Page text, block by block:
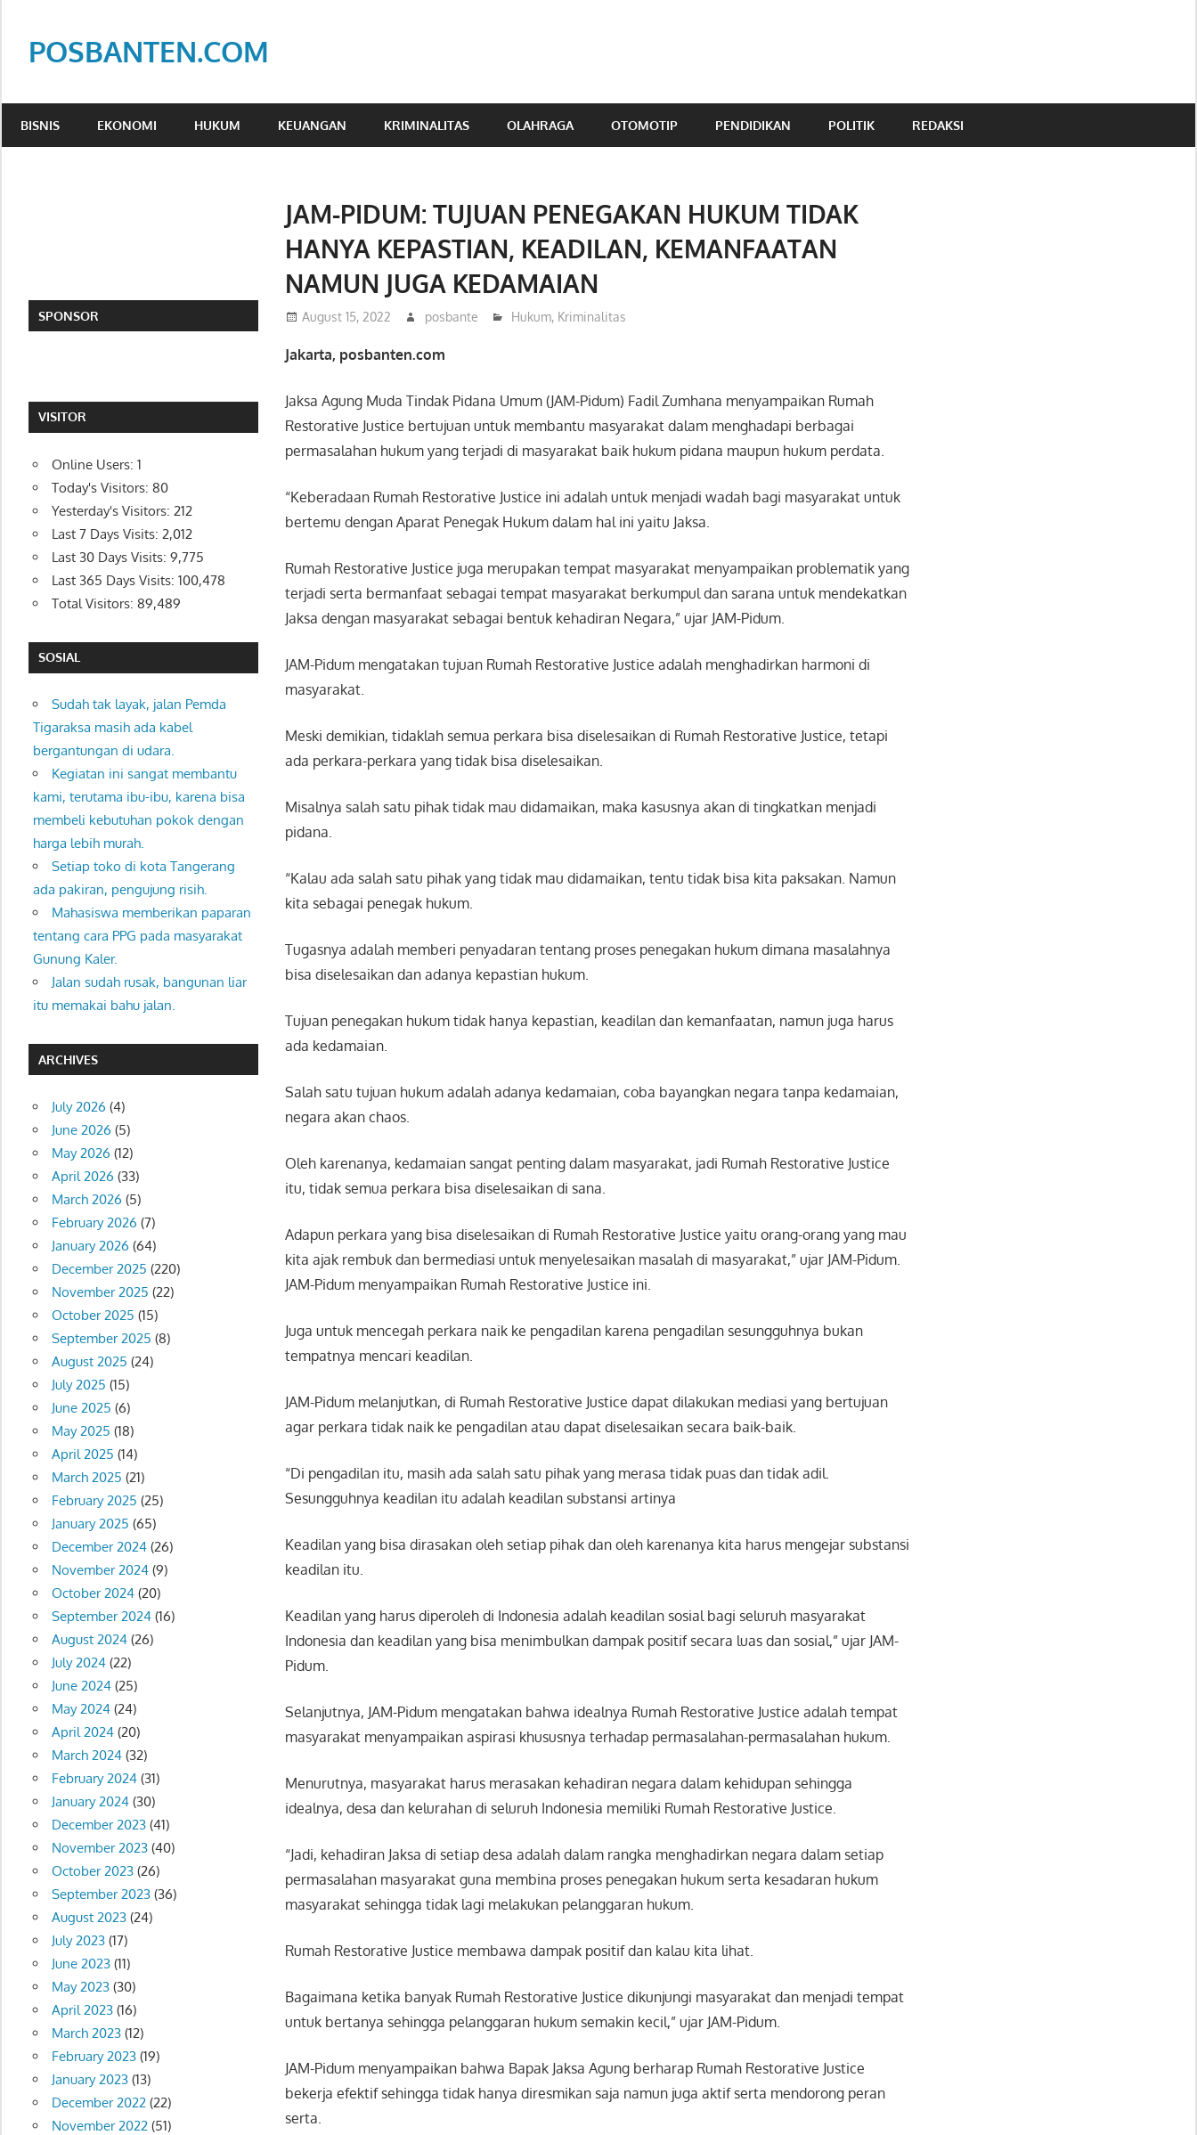
contentPOSBANTEN.COM
Menyampaikan
BISNIS EKONOMI HUKUM KEUANGAN KRIMINALITAS OLAHRAGA OTOMOTIP PENDIDIKAN POLITIK REDAKSI
JAM-PIDUM: TUJUAN PENEGAKAN HUKUM TIDAK
HANYA KEPASTIAN, KEADILAN, KEMANFAATAN
NAMUN JUGA KEDAMAIAN
August 15, 2022 posbante Hukum, Kriminalitas
Jakarta, posbanten.com
Jaksa Agung Muda Tindak Pidana Umum (JAM-Pidum) Fadil Zumhana menyampaikan Rumah
Restorative Justice bertujuan untuk membantu masyarakat dalam menghadapi berbagai
permasalahan hukum yang terjadi di masyarakat baik hukum pidana maupun hukum perdata.
“Keberadaan Rumah Restorative Justice ini adalah untuk menjadi wadah bagi masyarakat untuk
bertemu dengan Aparat Penegak Hukum dalam hal ini yaitu Jaksa.
Rumah Restorative Justice juga merupakan tempat masyarakat menyampaikan problematik yang
terjadi serta bermanfaat sebagai tempat masyarakat berkumpul dan sarana untuk mendekatkan
Jaksa dengan masyarakat sebagai bentuk kehadiran Negara,” ujar JAM-Pidum.
JAM-Pidum mengatakan tujuan Rumah Restorative Justice adalah menghadirkan harmoni di
masyarakat.
Meski demikian, tidaklah semua perkara bisa diselesaikan di Rumah Restorative Justice, tetapi
ada perkara-perkara yang tidak bisa diselesaikan.
Misalnya salah satu pihak tidak mau didamaikan, maka kasusnya akan di tingkatkan menjadi
pidana.
“Kalau ada salah satu pihak yang tidak mau didamaikan, tentu tidak bisa kita paksakan. Namun
kita sebagai penegak hukum.
Tugasnya adalah memberi penyadaran tentang proses penegakan hukum dimana masalahnya
bisa diselesaikan dan adanya kepastian hukum.
Tujuan penegakan hukum tidak hanya kepastian, keadilan dan kemanfaatan, namun juga harus
ada kedamaian.
Salah satu tujuan hukum adalah adanya kedamaian, coba bayangkan negara tanpa kedamaian,
negara akan chaos.
Oleh karenanya, kedamaian sangat penting dalam masyarakat, jadi Rumah Restorative Justice
itu, tidak semua perkara bisa diselesaikan di sana.
Adapun perkara yang bisa diselesaikan di Rumah Restorative Justice yaitu orang-orang yang mau
kita ajak rembuk dan bermediasi untuk menyelesaikan masalah di masyarakat,” ujar JAM-Pidum.
JAM-Pidum menyampaikan Rumah Restorative Justice ini.
Juga untuk mencegah perkara naik ke pengadilan karena pengadilan sesungguhnya bukan
tempatnya mencari keadilan.
JAM-Pidum melanjutkan, di Rumah Restorative Justice dapat dilakukan mediasi yang bertujuan
agar perkara tidak naik ke pengadilan atau dapat diselesaikan secara baik-baik.
“Di pengadilan itu, masih ada salah satu pihak yang merasa tidak puas dan tidak adil.
Sesungguhnya keadilan itu adalah keadilan substansi artinya
Keadilan yang bisa dirasakan oleh setiap pihak dan oleh karenanya kita harus mengejar substansi
keadilan itu.
Keadilan yang harus diperoleh di Indonesia adalah keadilan sosial bagi seluruh masyarakat
Indonesia dan keadilan yang bisa menimbulkan dampak positif secara luas dan sosial,” ujar JAM-
Pidum.
Selanjutnya, JAM-Pidum mengatakan bahwa idealnya Rumah Restorative Justice adalah tempat
masyarakat menyampaikan aspirasi khususnya terhadap permasalahan-permasalahan hukum.
Menurutnya, masyarakat harus merasakan kehadiran negara dalam kehidupan sehingga
idealnya, desa dan kelurahan di seluruh Indonesia memiliki Rumah Restorative Justice.
“Jadi, kehadiran Jaksa di setiap desa adalah dalam rangka menghadirkan negara dalam setiap
permasalahan masyarakat guna membina proses penegakan hukum serta kesadaran hukum
masyarakat sehingga tidak lagi melakukan pelanggaran hukum.
Rumah Restorative Justice membawa dampak positif dan kalau kita lihat.
Bagaimana ketika banyak Rumah Restorative Justice dikunjungi masyarakat dan menjadi tempat
untuk bertanya sehingga pelanggaran hukum semakin kecil,” ujar JAM-Pidum.
JAM-Pidum menyampaikan bahwa Bapak Jaksa Agung berharap Rumah Restorative Justice
bekerja efektif sehingga tidak hanya diresmikan saja namun juga aktif serta mendorong peran
serta.
SPONSOR
VISITOR
Online Users: 1
Today's Visitors: 80
Yesterday's Visitors: 212
Last 7 Days Visits: 2,012
Last 30 Days Visits: 9,775
Last 365 Days Visits: 100,478
Total Visitors: 89,489
SOSIAL
Sudah tak layak, jalan Pemda
Tigaraksa masih ada kabel
bergantungan di udara.
Kegiatan ini sangat membantu
kami, terutama ibu-ibu, karena bisa
membeli kebutuhan pokok dengan
harga lebih murah.
Setiap toko di kota Tangerang
ada pakiran, pengujung risih.
Mahasiswa memberikan paparan
tentang cara PPG pada masyarakat
Gunung Kaler.
Jalan sudah rusak, bangunan liar
itu memakai bahu jalan.
ARCHIVES
July 2026 (4)
June 2026 (5)
May 2026 (12)
April 2026 (33)
March 2026 (5)
February 2026 (7)
January 2026 (64)
December 2025 (220)
November 2025 (22)
October 2025 (15)
September 2025 (8)
August 2025 (24)
July 2025 (15)
June 2025 (6)
May 2025 (18)
April 2025 (14)
March 2025 (21)
February 2025 (25)
January 2025 (65)
December 2024(26)
November 2024(9)
October 2024(20)
September 2024(16)
August 2024(26)
July 2024(22)
June 2024(25)
May 2024(24)
April 2024(20)
March 2024(32)
February 2024(31)
January 2024(30)
December 2023(41)
November 2023(40)
October 2023(26)
September 2023(36)
August 2023(24)
July 2023(17)
June 2023(11)
May 2023(30)
April 2023(16)
March 2023(12)
February 2023(19)
January 2023(13)
December 2022(22)
November 2022(51)